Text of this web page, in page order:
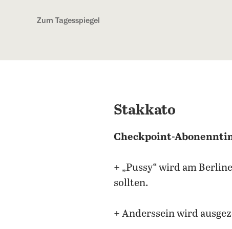
Zum Tagesspiegel
Stakkato
Checkpoint-
+ „Pussy“ wird am
sollten.
+ Anderssein wird